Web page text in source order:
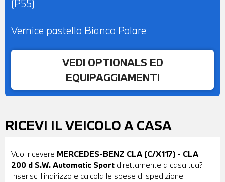
(P55)
Vernice pastello Bianco Polare
VEDI OPTIONALS ED
EQUIPAGGIAMENTI
RICEVI IL VEICOLO A CASA
Vuoi ricevere MERCEDES-BENZ CLA (C/X117) - CLA
200 d S.W. Automatic Sport direttamente a casa tua?
Inserisci l'indirizzo e calcola le spese di spedizione